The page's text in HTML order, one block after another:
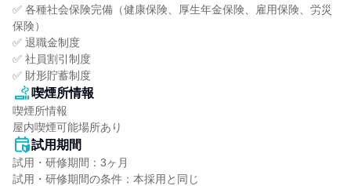
✅ 各種社会保険完備（健康保険、厚生年金保険、雇用保険、労災
保険）
✅ 退職金制度
✅ 社員割引制度
✅ 財形貯蓄制度
喫煙所情報
喫煙所情報
屋内喫煙可能場所あり
試用期間
試用・研修期間：3ヶ月
試用・研修期間の条件：本採用と同じ